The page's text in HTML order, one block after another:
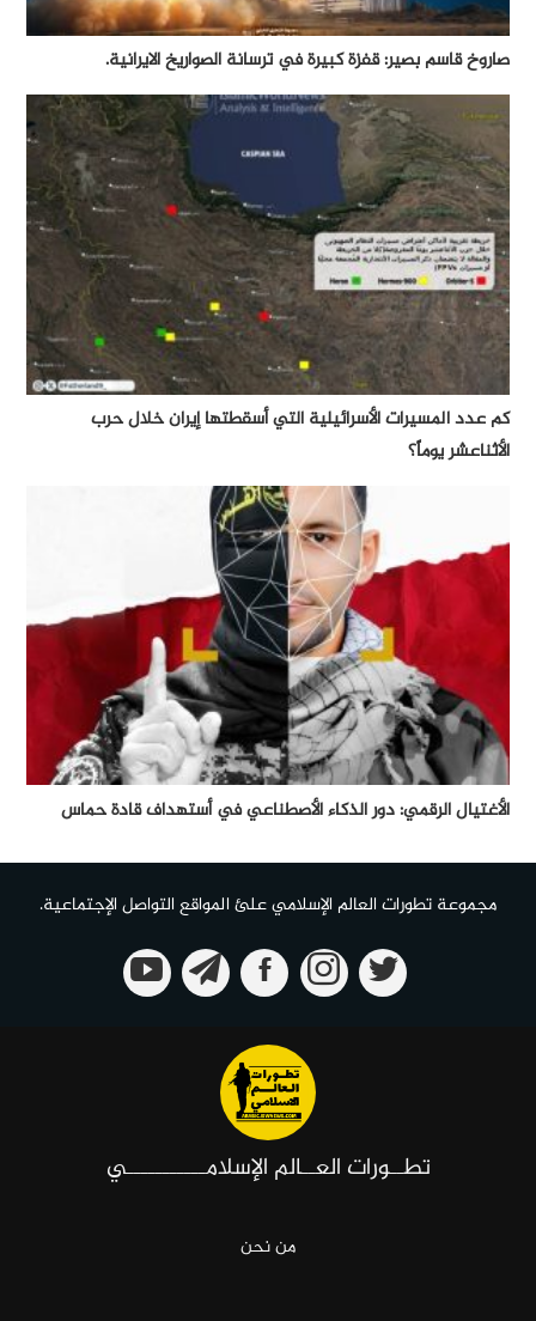
صاروخ قاسم بصير: قفزة كبيرة في ترسانة الصواريخ الايرانية.
كم عدد المسيرات الأسرائيلية التي أسقطتها إيران خلال حرب
الأثناعشر يوماً؟
الأغتيال الرقمي: دور الذكاء الأصطناعي في أستهداف قادة حماس
مجموعة تطورات العالم الإسلامي علئ المواقع التواصل الإجتماعية.
تطــورات العــالم الإسلامـــــــــــي
من نحن